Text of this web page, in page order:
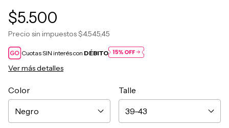
$5.500
Precio sin impuestos$4.545,45
Cuotas SIN interés con DÉBITO
Ver más detalles
Color Talle